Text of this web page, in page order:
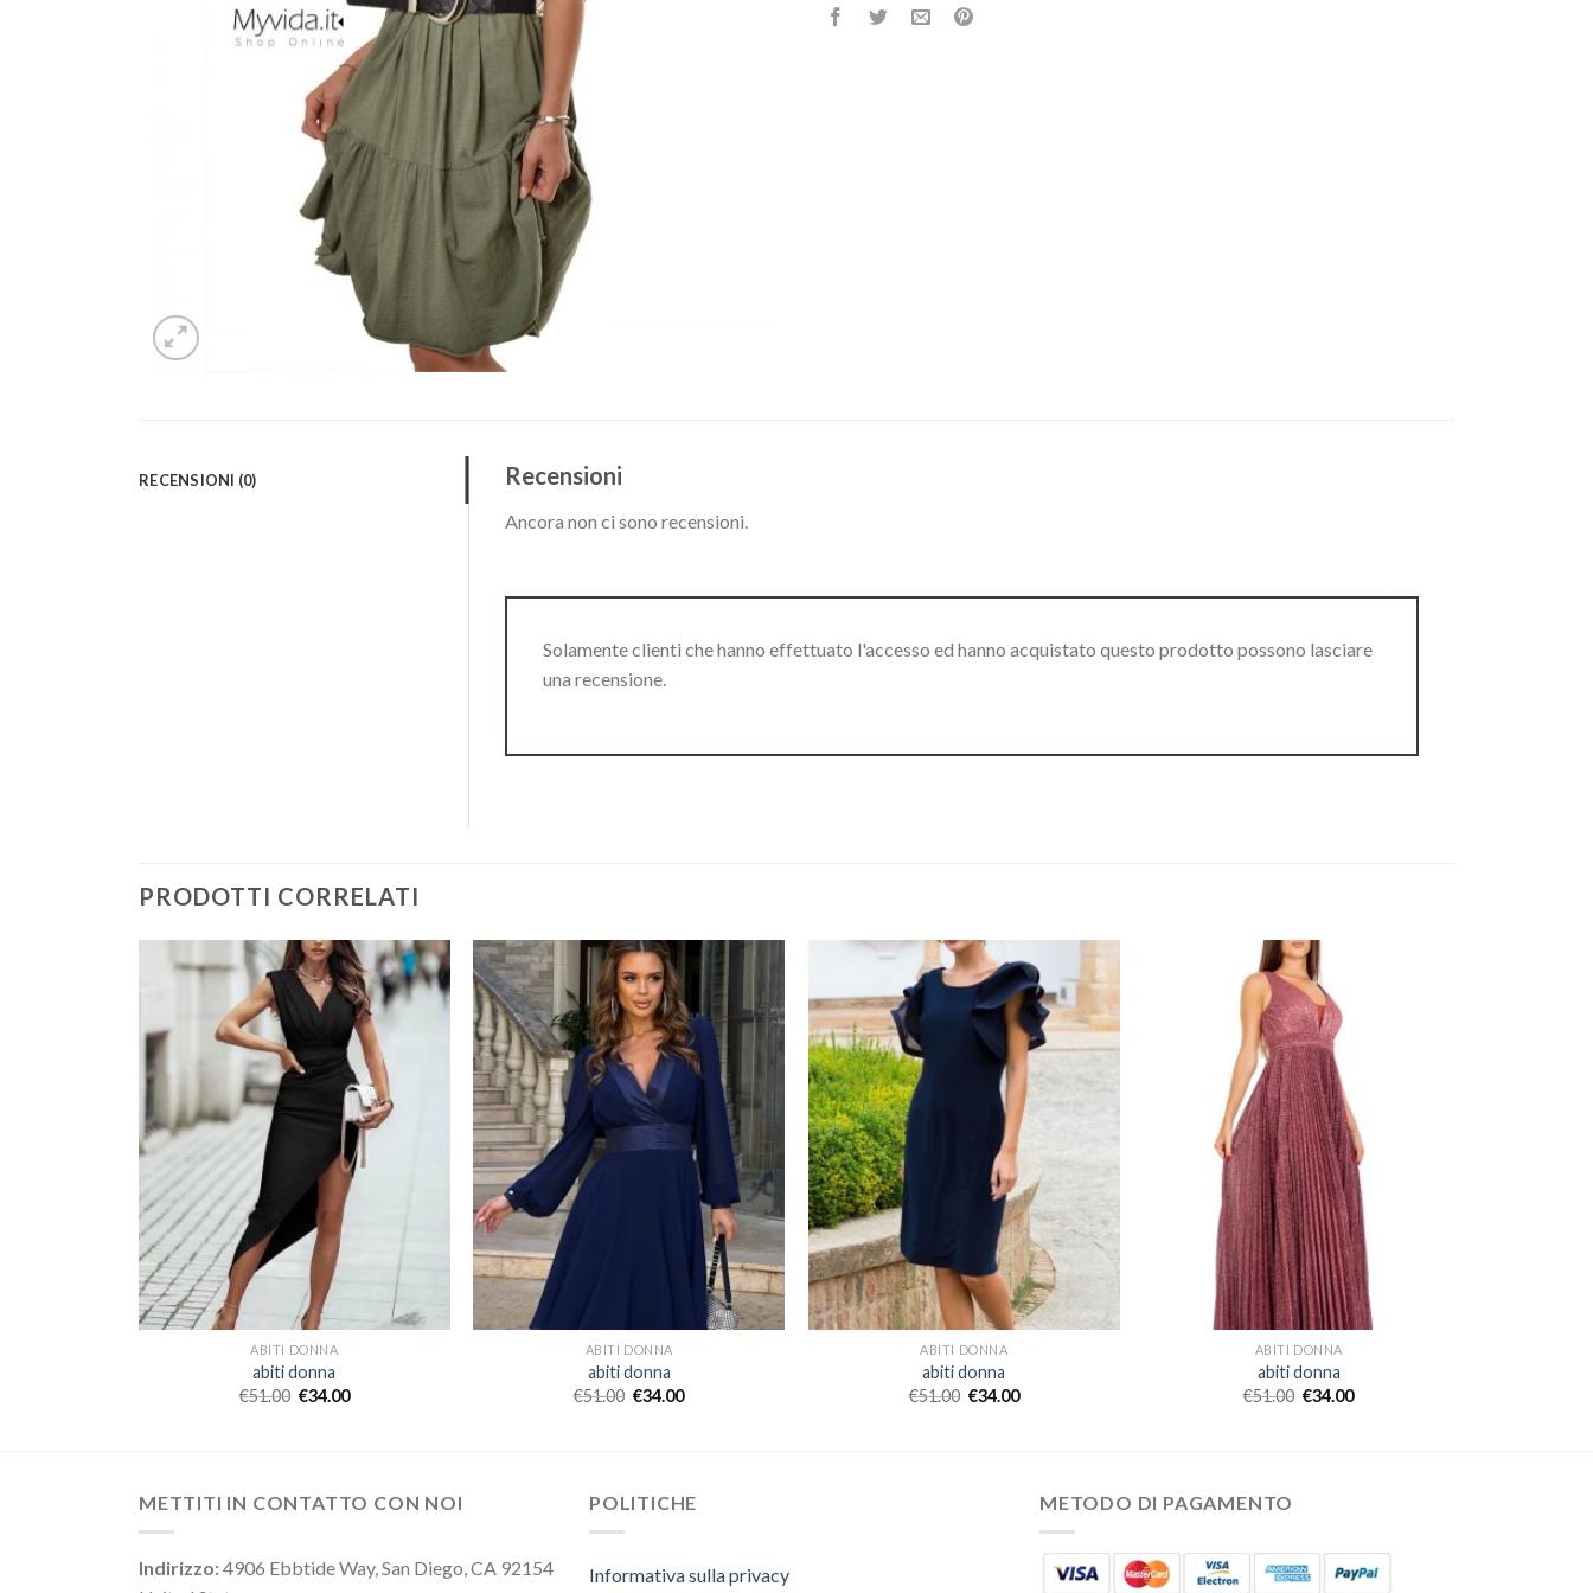
RECENSIONI (0) Recensioni
Ancora non ci sono recensioni.
Solamente clienti che hanno effettuato l'accesso ed hanno acquistato questo prodotto possono lasciare
una recensione.
PRODOTTI CORRELATI
ABITI DONNA
abiti donna
€51.00 €34.00
ABITI DONNA
abiti donna
€51.00 €34.00
ABITI DONNA
abiti donna
€51.00 €34.00
ABITI DONNA
abiti donna
€51.00 €34.00
METTITI IN CONTATTO CON NOI
Indirizzo:4906 Ebbtide Way, San Diego, CA 92154
POLITICHE
Informativa sulla privacy
METODO DI PAGAMENTO